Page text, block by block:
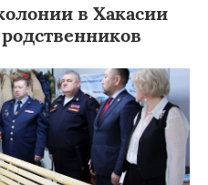
в Хакасии